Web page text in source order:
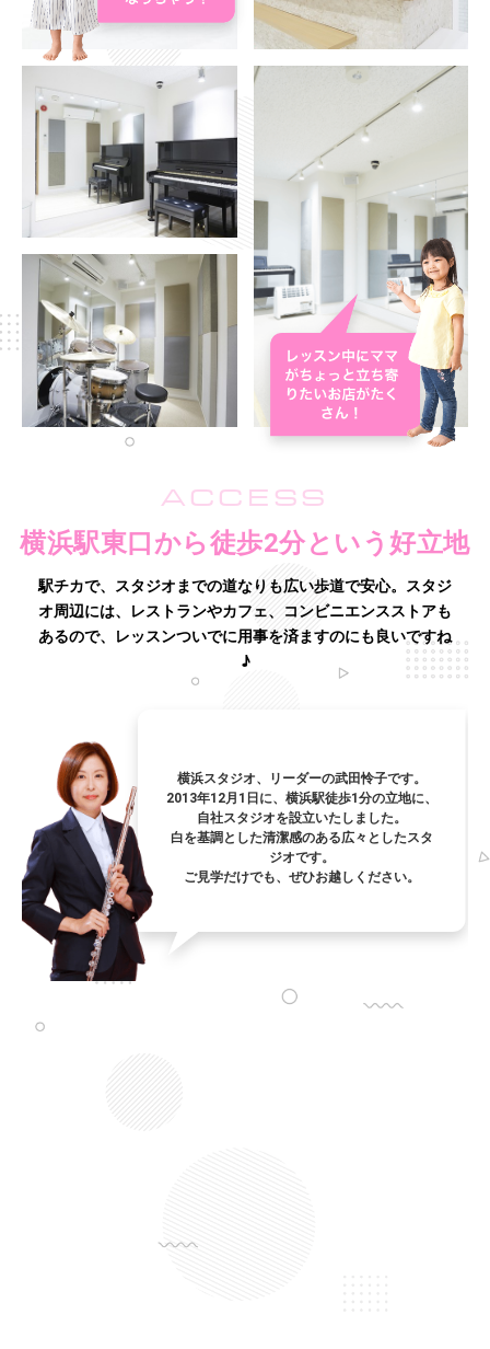
ACCESS
横浜駅東口から徒歩2分という好立地
駅チカで、スタジオまでの道なりも広い歩道で安心。
スタジ
オ周辺には、レストランやカフェ、コンビニエンスストアも
あるので、レッスンついでに用事を済ますのにも良いですね
♪
横浜スタジオ、リーダーの武田怜子です。
2013年12月1日に、横浜駅徒歩1分の立地に、
自社スタジオを設立いたしました。
白を基調とした清潔感のある広々としたスタ
ジオです。
ご見学だけでも、ぜひお越しください。